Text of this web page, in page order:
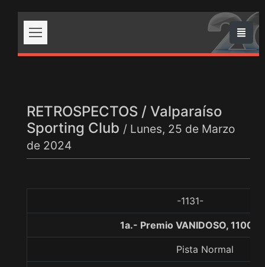
RETROSPECTOS / Valparaíso
Sporting Club / Lunes, 25 de Marzo
de 2024
-1131-
1a.- Premio VANIDOSO, 1100
Pista Normal